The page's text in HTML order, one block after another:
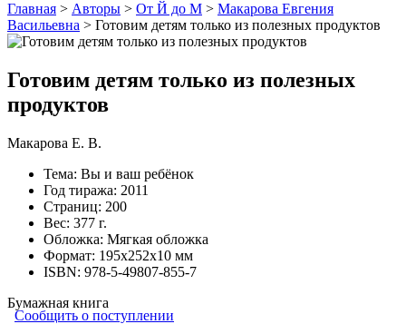
Главная > Авторы > От Й до М > Макарова Евгения
Васильевна > Готовим детям только из полезных продуктов
Готовим детям только из полезных
продуктов
Макарова Е. В.
Тема: Вы и ваш ребёнок
Год тиража: 2011
Страниц: 200
Вес: 377 г.
Обложка: Мягкая обложка
Формат: 195х252х10 мм
ISBN: 978-5-49807-855-7
Бумажная книга
Сообщить о поступлении